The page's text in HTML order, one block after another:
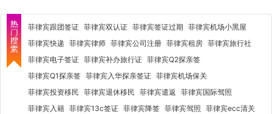
菲律宾跟团签证 菲律宾双认证 菲律宾签证过期 菲律宾机场小黑屋
菲律宾快递 菲律宾律师 菲律宾公司注册 菲律宾租房 菲律宾旅行社
菲律宾电子签证 菲律宾补办旅行证 菲律宾Q2探亲签
菲律宾Q1探亲签 菲律宾入华探亲签证 菲律宾机场保关
菲律宾投资移民 菲律宾退休移民 菲律宾遣返 菲律宾国际驾照
菲律宾入籍 菲律宾13c签证 菲律宾降签 菲律宾驾照 菲律宾ecc清关